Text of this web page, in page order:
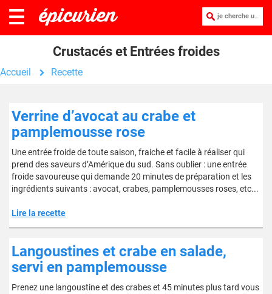
je cherche une recette :
Crustacés et Entrées froides
Accueil Recette
Verrine d’avocat au crabe et
pamplemousse rose
Une entrée froide de toute saison, fraiche et facile à réaliser qui
prend des saveurs d’Amérique du sud. Sans oublier : une entrée
froide savoureuse qui demande 20 minutes de préparation et les
ingrédients suivants : avocat, crabes, pamplemousses roses, etc...
Lire la recette
Langoustines et crabe en salade,
servi en pamplemousse
Prenez une langoustine et des crabes et 45 minutes plus tard vous